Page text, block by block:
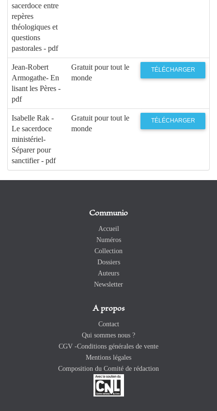
sacerdoce entre
repères
théologiques et
questions
pastorales - pdf
Jean-Robert
Armogathe- En
lisant les Pères -
pdf
Gratuit pour tout le
monde
TÉLÉCHARGER
Isabelle Rak -
Le sacerdoce
ministériel-
Séparer pour
sanctifier - pdf
Gratuit pour tout le
monde
TÉLÉCHARGER
Communio
Accueil
Numéros
Collection
Dossiers
Auteurs
Newsletter
A propos
Contact
Qui sommes nous ?
CGV -Conditions générales de vente
Mentions légales
Composition du Comité de rédaction